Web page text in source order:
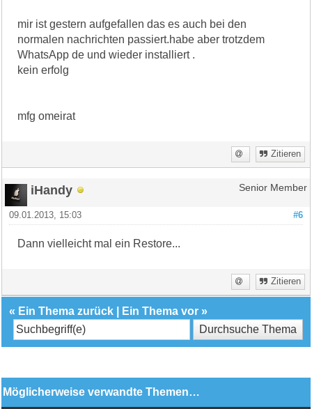
mir ist gestern aufgefallen das es auch bei den
normalen nachrichten passiert.habe aber trotzdem
WhatsApp de und wieder installiert .
kein erfolg
mfg omeirat
Zitieren
iHandy Senior Member
#6
09.01.2013, 15:03
Dann vielleicht mal ein Restore...
Zitieren
« Ein Thema zurück Ein Thema vor »
Möglicherweise verwandte Themen…